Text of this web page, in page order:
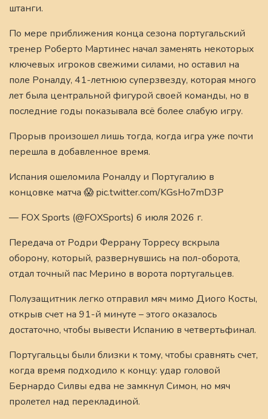
штанги.
По мере приближения конца сезона португальский
тренер Роберто Мартинес начал заменять некоторых
ключевых игроков свежими силами, но оставил на
поле Роналду, 41-летнюю суперзвезду, которая много
лет была центральной фигурой своей команды, но в
последние годы показывала всё более слабую игру.
Прорыв произошел лишь тогда, когда игра уже почти
перешла в добавленное время.
Испания ошеломила Роналду и Португалию в
концовке матча 😱 pic.twitter.com/KGsHo7mD3P
— FOX Sports (@FOXSports) 6 июля 2026 г.
Передача от Родри Феррану Торресу вскрыла
оборону, который, развернувшись на пол-оборота,
отдал точный пас Мерино в ворота португальцев.
Полузащитник легко отправил мяч мимо Диого Косты,
открыв счет на 91-й минуте – этого оказалось
достаточно, чтобы вывести Испанию в четвертьфинал.
Португальцы были близки к тому, чтобы сравнять счет,
когда время подходило к концу: удар головой
Бернардо Силвы едва не замкнул Симон, но мяч
пролетел над перекладиной.